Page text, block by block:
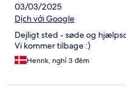
03/03/2025
Dịch với Google
Dejligt sted - søde og
Vi kommer tilbage :)
Henrik, nghỉ 3 đêm